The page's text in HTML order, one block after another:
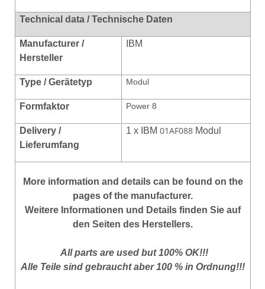
Technical data / Technische Daten
Manufacturer /
Hersteller
IBM
Type / Gerätetyp Modul
Formfaktor Power 8
Delivery /
Lieferumfang
1 x IBM01AF088 Modul
More information and details can be found on the
pages of the manufacturer.
Weitere Informationen und Details finden Sie auf
den Seiten des Herstellers.
All parts are used but 100% OK!!!
Alle Teile sind gebraucht aber 100 % in Ordnung!!!